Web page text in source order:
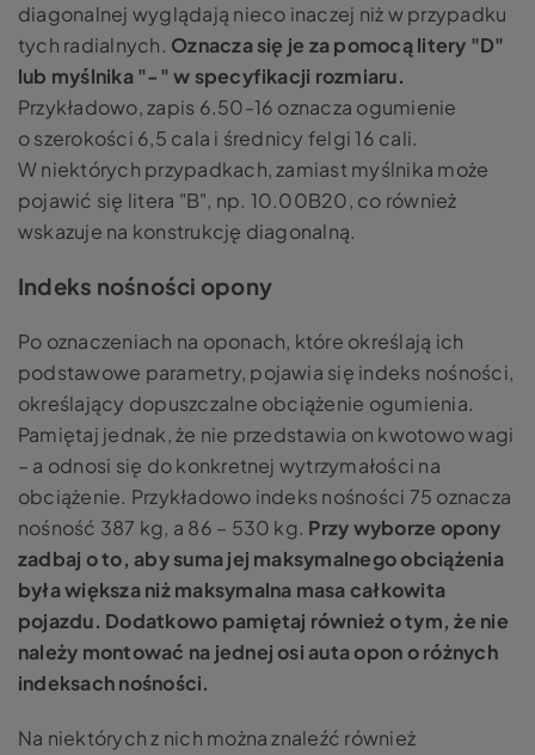
diagonalnej wyglądają nieco inaczej niż w przypadku
tych radialnych. Oznacza się je za pomocą litery "D"
lub myślnika "-" w specyfikacji rozmiaru.
Przykładowo, zapis 6.50-16 oznacza ogumienie
o szerokości 6,5 cala i średnicy felgi 16 cali.
W niektórych przypadkach, zamiast myślnika może
pojawić się litera "B", np. 10.00B20, co również
wskazuje na konstrukcję diagonalną.
Indeks nośności opony
Po oznaczeniach na oponach, które określają ich
podstawowe parametry, pojawia się indeks nośności,
określający dopuszczalne obciążenie ogumienia.
Pamiętaj jednak, że nie przedstawia on kwotowo wagi
– a odnosi się do konkretnej wytrzymałości na
obciążenie. Przykładowo indeks nośności 75 oznacza
nośność 387 kg, a 86 – 530 kg. Przy wyborze opony
zadbaj o to, aby suma jej maksymalnego obciążenia
była większa niż maksymalna masa całkowita
pojazdu. Dodatkowo pamiętaj również o tym, że nie
należy montować na jednej osi auta opon o różnych
indeksach nośności.
Na niektórych z nich można znaleźć również